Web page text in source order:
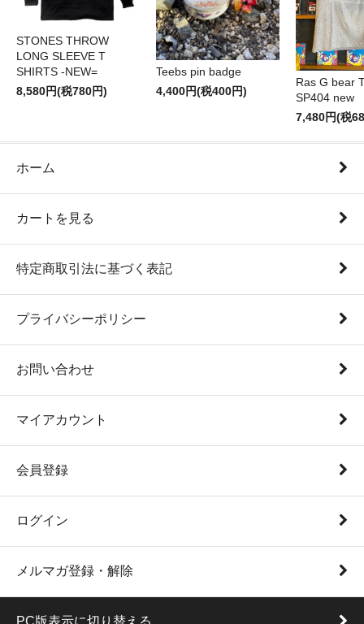
STONES THROW
LONG SLEEVE T
SHIRTS -NEW=
8,580円(税780円)
Teebs pin badge
4,400円(税400円)
Ras G bear
SP404 new
7,480円(税
ホーム
カートを見る
特定商取引法に基づく表記
プライバシーポリシー
お問い合わせ
マイアカウント
会員登録
ログイン
メルマガ登録・解除
PC版表示に切り替える